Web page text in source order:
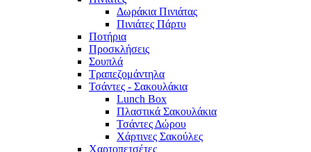
Δωράκια Πινιάτας
Πινιάτες Πάρτυ
Ποτήρια
Προσκλήσεις
Σουπλά
Τραπεζομάντηλα
Τσάντες - Σακουλάκια
Lunch Box
Πλαστικά Σακουλάκια
Τσάντες Δώρου
Χάρτινες Σακούλες
Χαρτοπετσέτες